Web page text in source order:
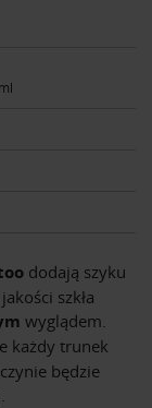
dodają szyku
szkła
wyglądem.
każdy trunek
będzie